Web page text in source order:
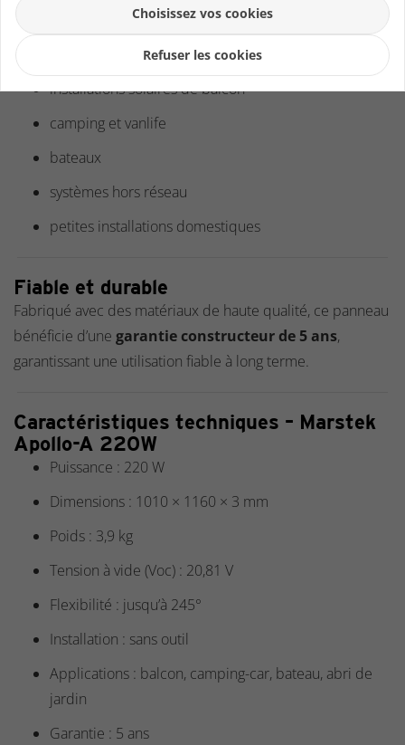
Idéal pour les applications mobiles
Le panneau solaire Marstek Apollo-A 220W est idéal pour :
installations solaires de balcon
camping et vanlife
bateaux
systèmes hors réseau
petites installations domestiques
Fiable et durable
Fabriqué avec des matériaux de haute qualité, ce panneau
bénéficie d’une garantie constructeur de 5 ans,
garantissant une utilisation fiable à long terme.
Caractéristiques techniques – Marstek
Apollo-A 220W
Puissance : 220 W
Dimensions : 1010 × 1160 × 3 mm
Poids : 3,9 kg
Tension à vide (Voc) : 20,81 V
Flexibilité : jusqu’à 245°
Installation : sans outil
Applications : balcon, camping-car, bateau, abri de
jardin
Garantie : 5 ans
Choisissez vos cookies
Refuser les cookies